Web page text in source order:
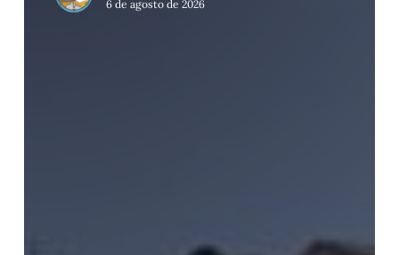
6 de agosto de 2026